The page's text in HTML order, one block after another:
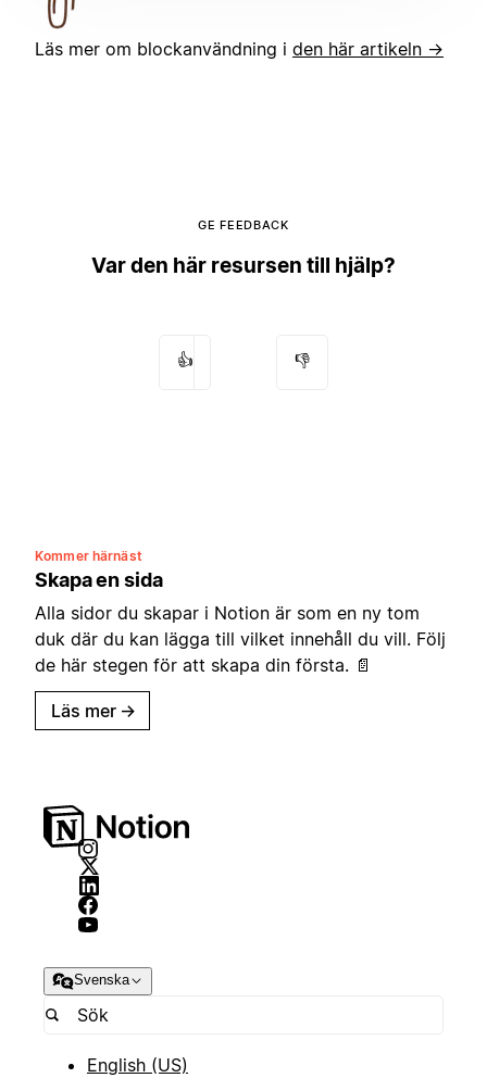
Läs mer om blockanvändning i den här artikeln →
GE FEEDBACK
Var den här resursen till hjälp?
👍 👎
Kommer härnäst
Skapa en sida
Alla sidor du skapar i Notion är som en ny tom
duk där du kan lägga till vilket innehåll du vill. Följ
de här stegen för att skapa din första. 📄
Läs mer →
Svenska
English (US)